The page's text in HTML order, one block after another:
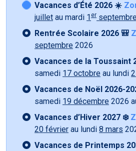
Vacances d’Été 2026 ☀️
juillet au mardi 1 er septembre
Rentrée Scolaire 2026 🎒
septembre 2026
Vacances de la Toussaint
samedi 17 octobre au lundi
Vacances de Noël 2026-
samedi 19 décembre 2026
Vacances d’Hiver 2027 ❄️
20 février au lundi 8 mars
Vacances de Printemps